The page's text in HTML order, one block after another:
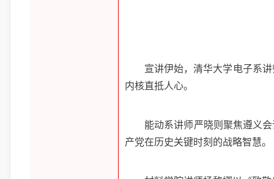
宣讲伊始，清华大学电子系
内核直抵人心。
能动系讲师严晓则聚焦遵义
产党在历史关键时刻的战略智慧。